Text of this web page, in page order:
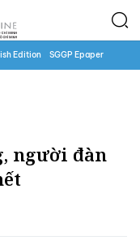
Edition SGGP Epaper
người đàn